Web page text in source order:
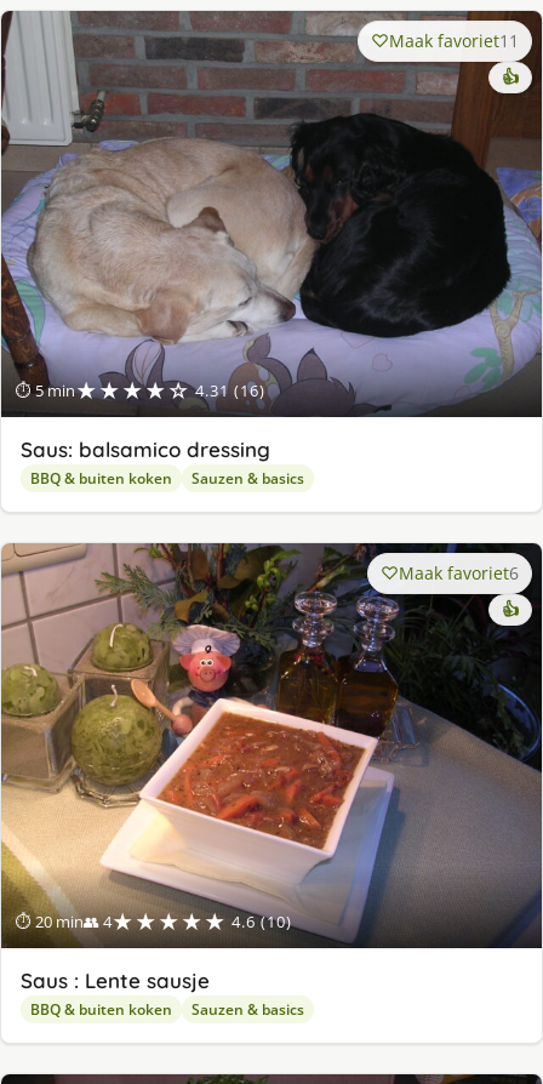
⏱ 5 min★★★★☆ 4.31 (16)
Maak favoriet11
👍
Saus: balsamico dressing
BBQ & buiten koken Sauzen & basics
⏱ 20 min👥 4★★★★★ 4.6 (10)
Maak favoriet6
👍
Saus : Lente sausje
BBQ & buiten koken Sauzen & basics